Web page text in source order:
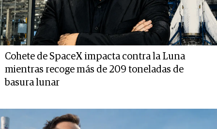
Cohete de SpaceX impacta contra la Luna
mientras recoge más de 209 toneladas de
basura lunar